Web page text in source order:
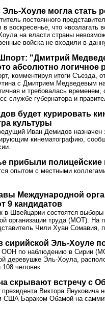
Эль-Хоуле могла стать
постоянного
в воскресенье, что «возлагать
на власти страны
войска не входили в
"Дмитрий
абсолютно логичное
комментируя итоги Съезда,
с Дмитрием Медведевым
и требовалась
службе губернатора и
будет курировать
культуры
Иван Демидов назначен
кинематографию,
прибыли полицейские
опытом с местными
Международной
9 кандидатов
в Швейцарии состоятся выборы
организации труда (МОТ). На
Чили Хуан Сомавия,
Эль-Хоуле
ООН по наблюдению в Сирии
деревушке Эль-Хоула,
человек.
скрывают встречу с
Виктора Януковича
США Бараком Обамой на